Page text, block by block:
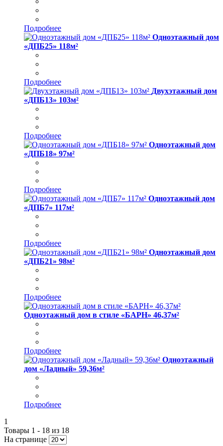
Подробнее
Одноэтажный дом
«ДПБ25» 118м²
Подробнее
Двухэтажный дом
«ДПБ13» 103м²
Подробнее
Одноэтажный дом
«ДПБ18» 97м²
Подробнее
Одноэтажный дом
«ДПБ7» 117м²
Подробнее
Одноэтажный дом
«ДПБ21» 98м²
Подробнее
Одноэтажный дом в стиле «БАРН» 46,37м²
Подробнее
Одноэтажный
дом «Ладный» 59,36м²
Подробнее
1
Товары 1 - 18 из 18
На странице